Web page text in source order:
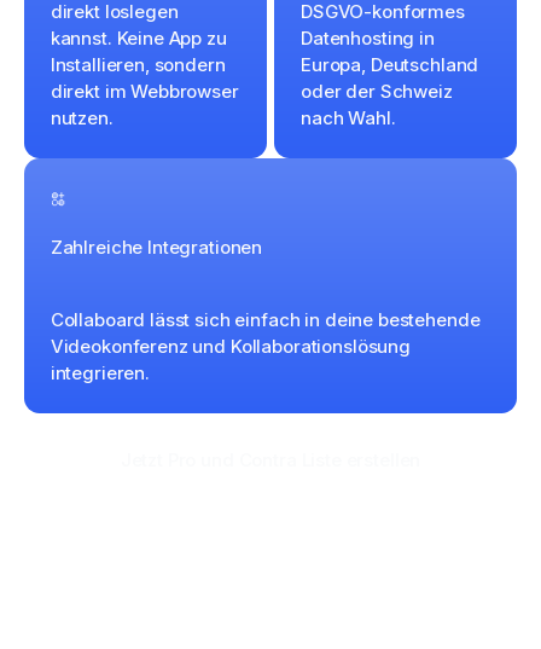
direkt loslegen
kannst. Keine App zu
Installieren, sondern
direkt im Webbrowser
nutzen.
DSGVO-konformes
Datenhosting in
Europa, Deutschland
oder der Schweiz
nach Wahl.
Zahlreiche Integrationen
Collaboard lässt sich einfach in deine bestehende
Videokonferenz und Kollaborationslösung
integrieren.